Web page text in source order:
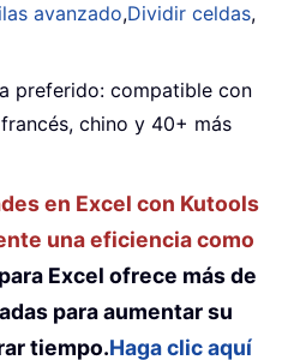
avanzado,Dividir celdas,
preferido: compatible con
chino y 40+ más
en Excel con Kutools
una eficiencia como
Excel ofrece más de
para aumentar su
tiempo.Haga clic aquí